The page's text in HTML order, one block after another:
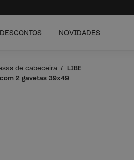
DESCONTOS NOVIDADES
de cabeceira
LIBE
2 gavetas 39x49